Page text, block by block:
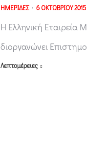
ΗΜΕΡΙΔΕΣ 6 ΟΚΤΩΒΡΙΟΥ 2015
Η Ελληνική Εταιρεία
διοργανώνει
Λεπτομέρειες